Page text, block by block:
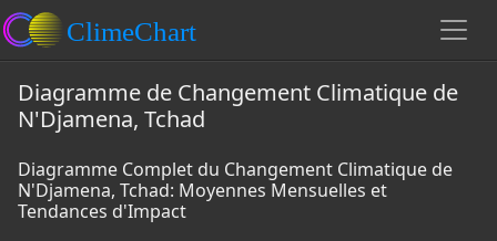
Diagramme de Changement Climatique de
N'Djamena, Tchad
Diagramme Complet du Changement Climatique de
N'Djamena, Tchad: Moyennes Mensuelles et
Tendances d'Impact